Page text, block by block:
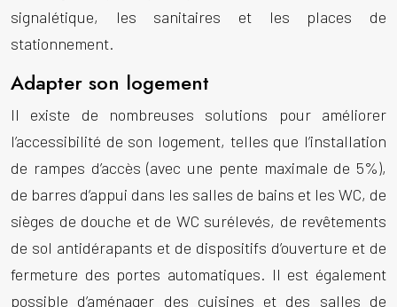
signalétique, les sanitaires et les places de
stationnement.
Adapter son logement
Il existe de nombreuses solutions pour améliorer
l’accessibilité de son logement, telles que l’installation
de rampes d’accès (avec une pente maximale de 5%),
de barres d’appui dans les salles de bains et les WC, de
sièges de douche et de WC surélevés, de revêtements
de sol antidérapants et de dispositifs d’ouverture et de
fermeture des portes automatiques. Il est également
possible d’aménager des cuisines et des salles de